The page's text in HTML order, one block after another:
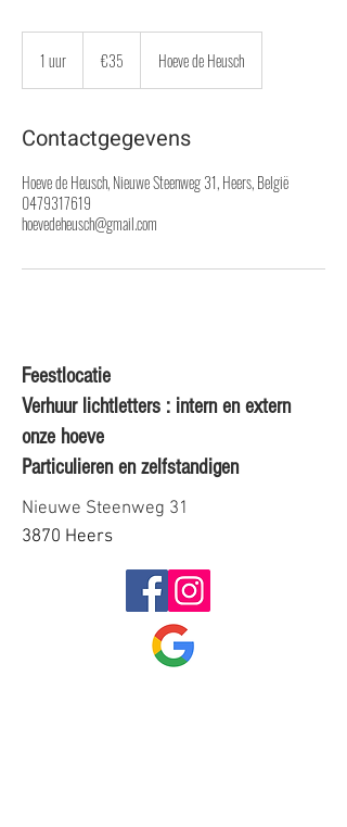
1 uur €35 Hoeve de Heusch
Contactgegevens
Hoeve de Heusch, Nieuwe Steenweg 31, Heers, België
0479317619
hoevedeheusch@gmail.com
Feestlocatie
Verhuur lichtletters : intern en extern
onze hoeve
Particulieren en zelfstandigen
Nieuwe Steenweg 31
3870 Heers